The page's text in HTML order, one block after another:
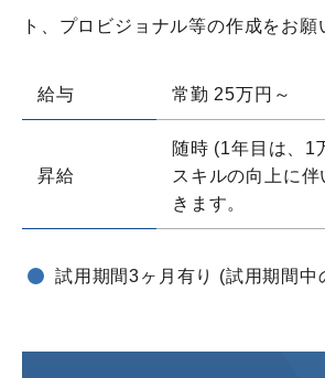
ト、プロビジョナル等の作成をお願
給与 常勤 25万円～
昇給
随時 (1年目は、1
スキルの向上に
きます。
試用期間3ヶ月有り (試用期間中